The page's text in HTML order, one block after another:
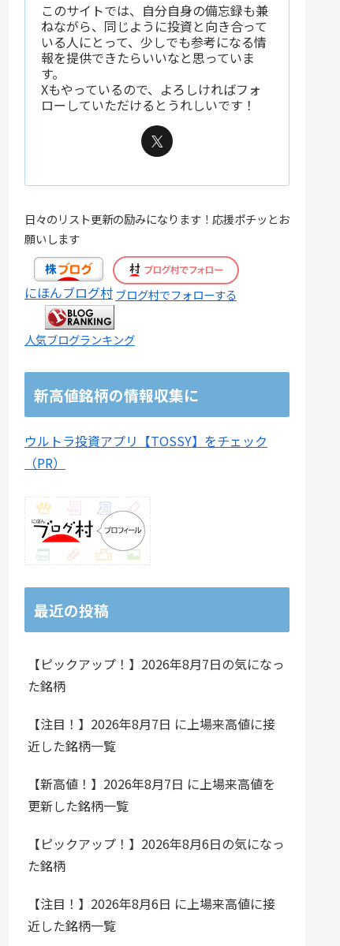
ボラ比率 ベース
乖離率 出来高 出来高25日
3.99% 42.95% 1,808,900
2.47% 18.46% 107,200 1.10倍
36.01%
6872.14 7.56%
3.65% 28.32% 1,896,100
3.86%
2.10% 18.28%
260.86 0.76倍
3.20% 30.24% 2,169,600 1.24倍
2.91% 36.31% 800,500 0.69倍
186.43 5.11% 54.42%
129.00 7.24% 48.17%
4.41% 25.35% 149,600 1.60倍
5.33%
5.74% 54.63% 308,300 0.53倍
584.29 8.18% 108.05%
4562.86 5.35% 38.60% 4,361,400 2.31倍
1924.29 7.28% 93.74%
5.84% 36.05% 4,425,200 1.32倍
1255.71 8.26% 78.40%
このサイトでは、自分自身の備忘録も兼
ねながら、同じように投資と向き合って
いる人にとって、少しでも参考になる情
報を提供できたらいいなと思っていま
す。
Xもやっているので、よろしければフォ
ローしていただけるとうれしいです！
日々のリスト更新の励みになります！応援ポチッとお
願いします
にほんブログ村ブログ村でフォローする
人気ブログランキング
新高値銘柄の情報収集に
ウルトラ投資アプリ【TOSSY】をチェック
（PR）
最近の投稿
【ピックアップ！】2026年8月7日の気になっ
た銘柄
【注目！】2026年8月7日 に上場来高値に接
近した銘柄一覧
【新高値！】2026年8月7日 に上場来高値を
更新した銘柄一覧
【ピックアップ！】2026年8月6日の気になっ
た銘柄
【注目！】2026年8月6日 に上場来高値に接
近した銘柄一覧